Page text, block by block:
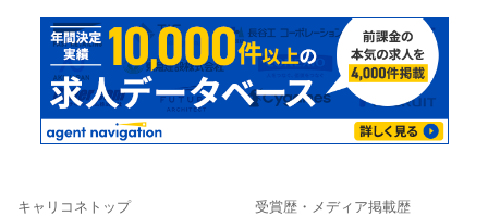
キャリコネトップ 受賞歴・メディア掲載歴